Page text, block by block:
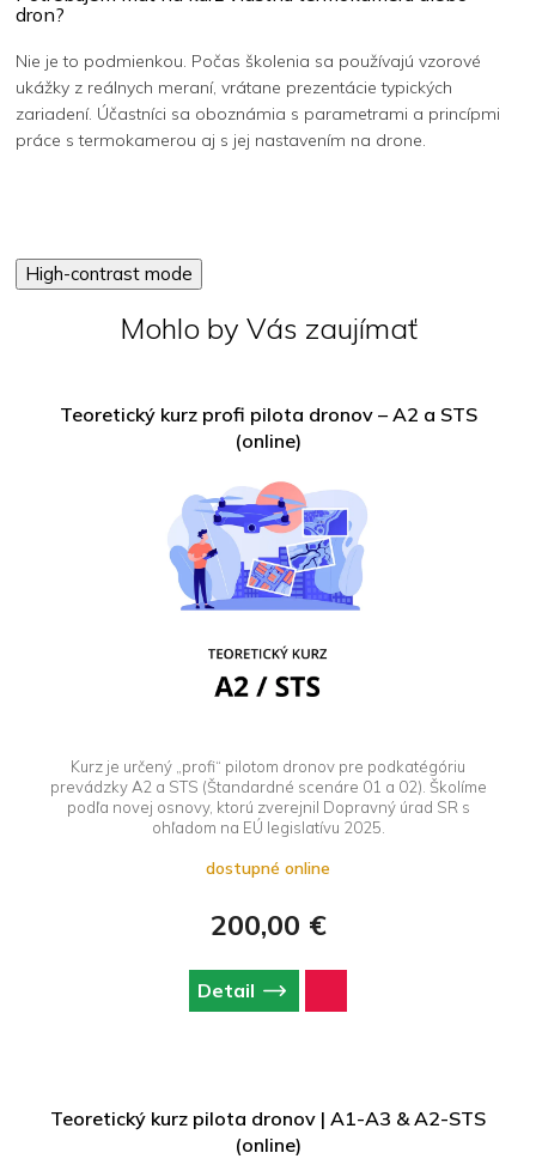
dron?
Nie je to podmienkou. Počas školenia sa používajú vzorové
ukážky z reálnych meraní, vrátane prezentácie typických
zariadení. Účastníci sa oboznámia s parametrami a princípmi
práce s termokamerou aj s jej nastavením na drone.
High-contrast mode
Mohlo by Vás zaujímať
Teoretický kurz profi pilota dronov – A2 a STS
(online)
Kurz je určený „profi“ pilotom dronov pre podkatégóriu
prevádzky A2 a STS (Štandardné scenáre 01 a 02). Školíme
podľa novej osnovy, ktorú zverejnil Dopravný úrad SR s
ohľadom na EÚ legislatívu 2025.
dostupné online
200,00 €
Detail
Teoretický kurz pilota dronov | A1-A3 & A2-STS
(online)